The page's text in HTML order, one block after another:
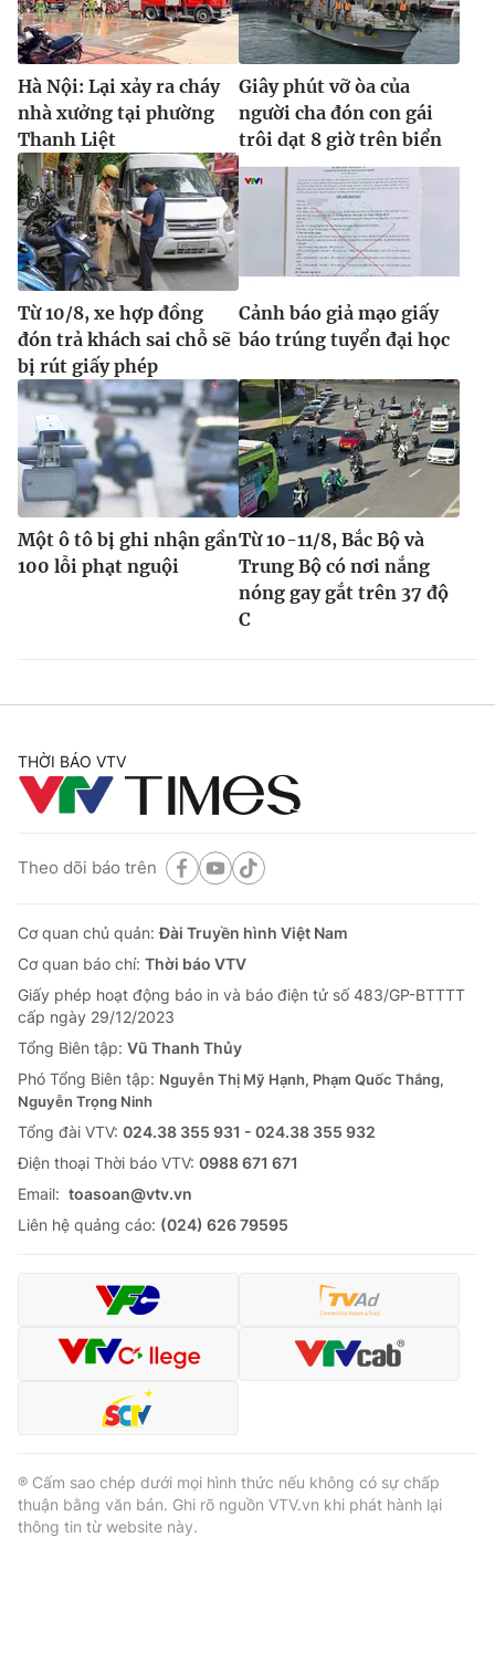
Hà Nội: Lại xảy ra cháy
nhà xưởng tại phường
Thanh Liệt
Giây phút vỡ òa của
người cha đón con gái
trôi dạt 8 giờ trên biển
Từ 10/8, xe hợp đồng
đón trả khách sai chỗ sẽ
bị rút giấy phép
Cảnh báo giả mạo giấy
báo trúng tuyển đại học
Một ô tô bị ghi nhận gần
100 lỗi phạt nguội
Từ 10-11/8, Bắc Bộ và
Trung Bộ có nơi nắng
nóng gay gắt trên 37 độ
C
THỜI BÁO VTV
Theo dõi báo trên
Cơ quan chủ quản:Đài Truyền hình Việt Nam
Cơ quan báo chí: Thời báo VTV
Giấy phép hoạt động báo in và báo điện tử số 483/GP-BTTTT
cấp ngày 29/12/2023
Tổng Biên tập: Vũ Thanh Thủy
Phó Tổng Biên tập: Nguyễn Thị Mỹ Hạnh, Phạm Quốc Thắng,
Nguyễn Trọng Ninh
Tổng đài VTV: 024.38 355 931 - 024.38 355 932
Ðiện thoại Thời báo VTV: 0988 671 671
Email: toasoan@vtv.vn
Liên hệ quảng cáo: (024) 626 79595
® Cấm sao chép dưới mọi hình thức nếu không có sự chấp
thuận bằng văn bản. Ghi rõ nguồn VTV.vn khi phát hành lại
thông tin từ website này.